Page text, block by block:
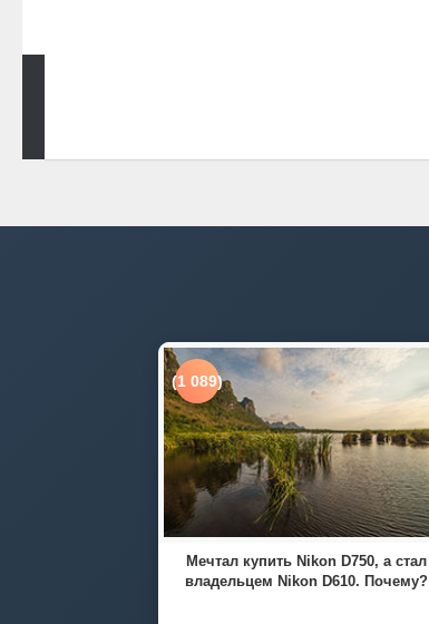
(1 089)
Мечтал купить Nikon D750, а стал
владельцем Nikon D610. Почему?